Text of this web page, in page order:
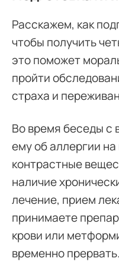
Расскажем, как
чтобы получить
это поможет
пройти
страха и
Во время беседы с
ему об аллергии
контрастные
наличие
лечение, прием
принимаете
крови или
временно прервать.